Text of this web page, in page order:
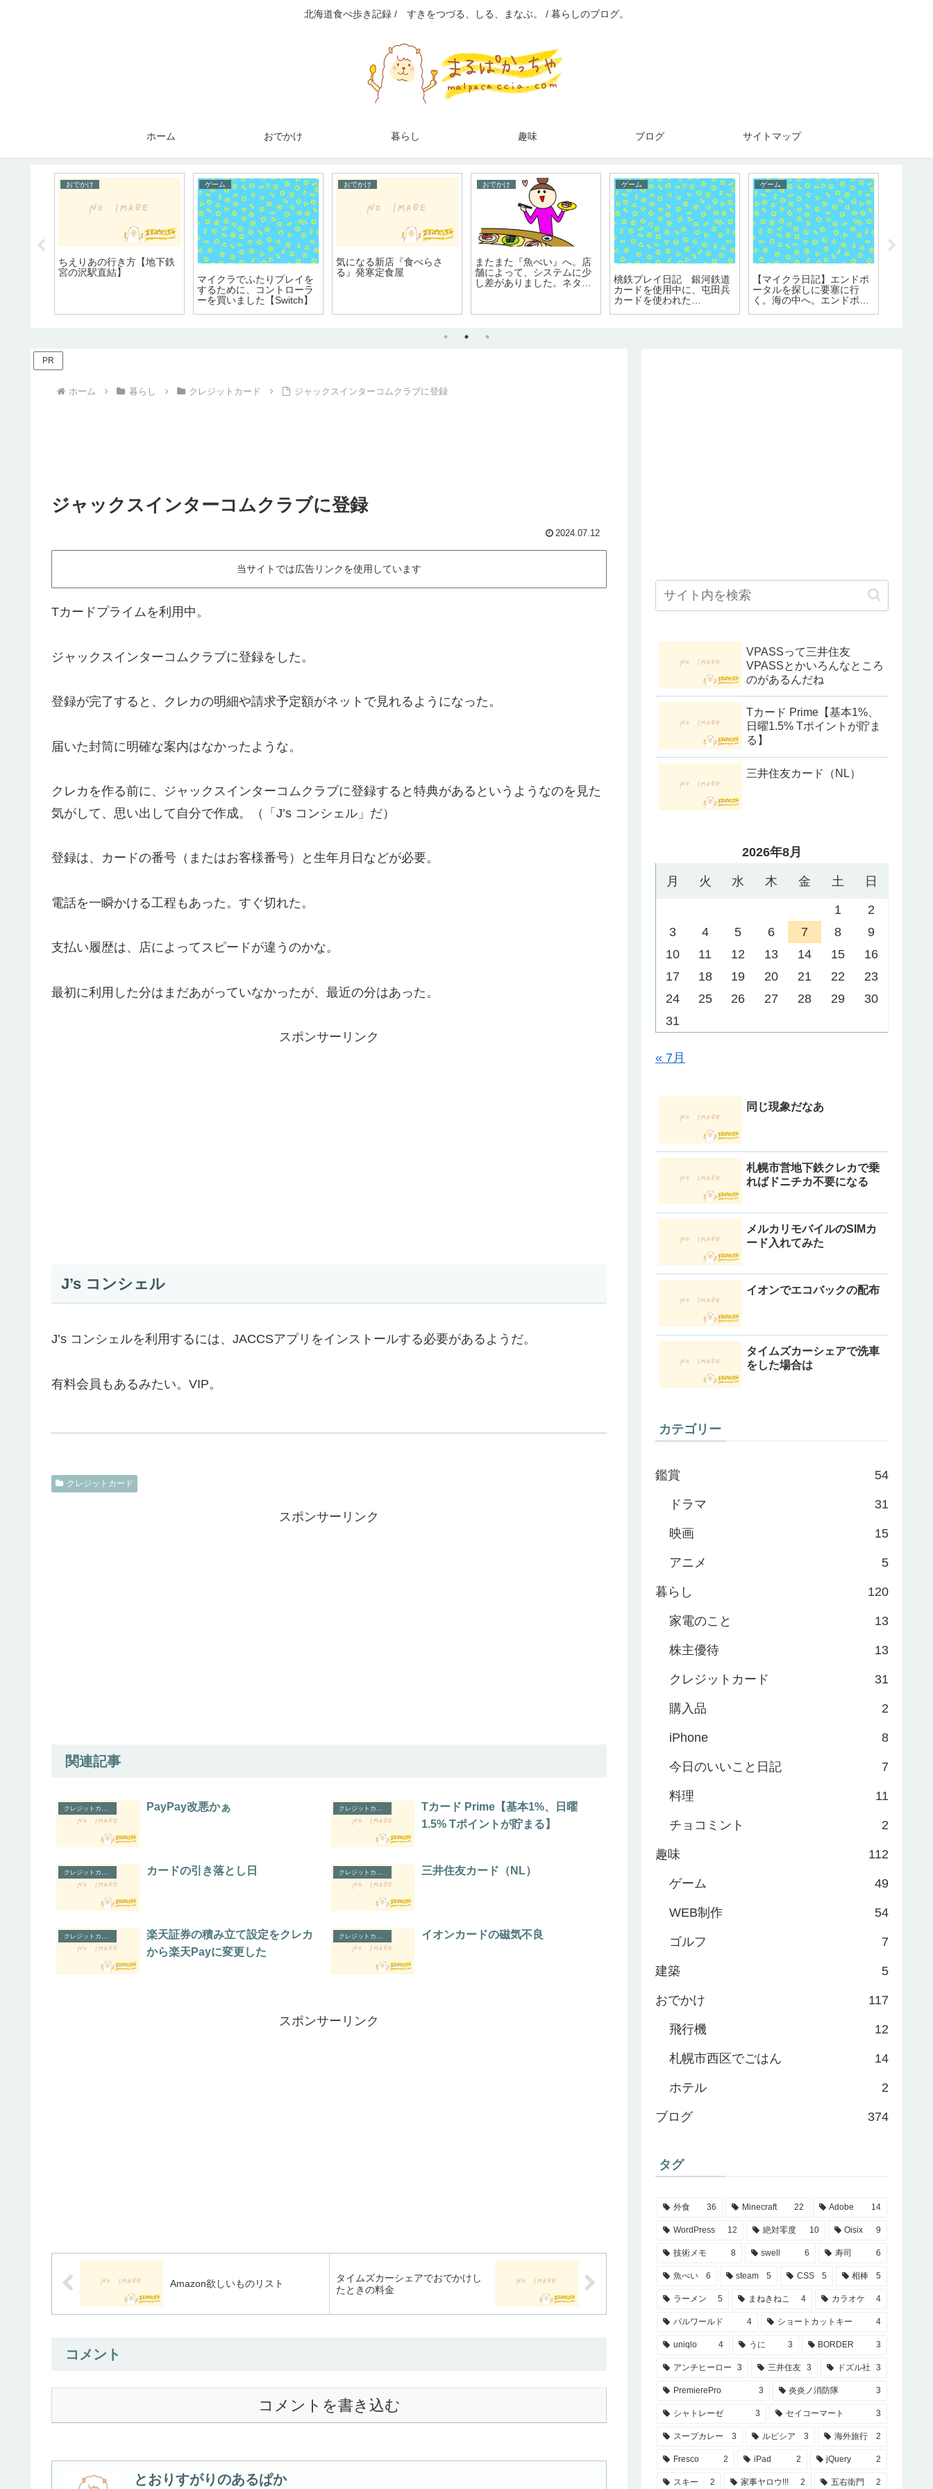
北海道食べ歩き記録 / すきをつづる、しる、まなぶ。 / 暮らしのブログ。
ホーム おでかけ 暮らし 趣味 ブログ サイトマップ
おでかけ
ちえりあの行き方【地下鉄
宮の沢駅直結】
ゲーム
マイクラでふたりプレイを
するために、コントローラ
ーを買いました【Switch】
おでかけ
気になる新店『食べらさ
る』発寒定食屋
おでかけ
またまた『魚べい』へ。店
舗によって、システムに少
し差がありました。ネタの
ゲーム
桃鉄プレイ日記 銀河鉄道
カードを使用中に、屯田兵
カードを使われた
ゲーム
【マイクラ日記】エンドポ
ータルを探しに要塞に行
く。海の中へ。エンドポー
PR
ホーム 暮らし クレジットカード ジャックスインターコムクラブに登録
ジャックスインターコムクラブに登録
2024.07.12
当サイトでは広告リンクを使用しています
Tカードプライムを利用中。
ジャックスインターコムクラブに登録をした。
登録が完了すると、クレカの明細や請求予定額がネットで見れるようになった。
届いた封筒に明確な案内はなかったような。
クレカを作る前に、ジャックスインターコムクラブに登録すると特典があるというようなのを見た
気がして、思い出して自分で作成。（「J’s コンシェル」だ）
登録は、カードの番号（またはお客様番号）と生年月日などが必要。
電話を一瞬かける工程もあった。すぐ切れた。
支払い履歴は、店によってスピードが違うのかな。
最初に利用した分はまだあがっていなかったが、最近の分はあった。
スポンサーリンク
J’s コンシェル
J’s コンシェルを利用するには、JACCSアプリをインストールする必要があるようだ。
有料会員もあるみたい。VIP。
クレジットカード
スポンサーリンク
関連記事
クレジットカード PayPay改悪かぁ クレジットカード
Tカード Prime【基本1%、日曜
1.5% Tポイントが貯まる】
クレジットカード カードの引き落とし日 クレジットカード 三井住友カード（NL）
楽天証券の積み立て設定をクレカ
から楽天Payに変更した
イオンカードの磁気不良
スポンサーリンク
Amazon欲しいものリスト
タイムズカーシェアでおでかけし
たときの料金
コメント
コメントを書き込む
とおりすがりのあるぱか
VPASSって三井住友
VPASSとかいろんなところ
のがあるんだね
Tカード Prime【基本1%、
日曜1.5% Tポイントが貯ま
る】
三井住友カード（NL）
2026年8月
月 火 水 木 金 土 日
1
2
3
4 5 6 7 8
9
10
11 12 13 14 15
16
17
18 19 20 21 22
23
24
25 26 27 28 29
30
31
« 7月
同じ現象だなあ
札幌市営地下鉄クレカで乗
ればドニチカ不要になる
メルカリモバイルのSIMカ
ード入れてみた
イオンでエコバックの配布
タイムズカーシェアで洗車
をした場合は
カテゴリー
鑑賞 54
ドラマ 31
映画 15
アニメ 5
暮らし 120
家電のこと 13
株主優待 13
クレジットカード 31
購入品 2
iPhone 8
今日のいいこと日記 7
料理 11
チョコミント 2
趣味 112
ゲーム 49
WEB制作 54
ゴルフ 7
建築 5
おでかけ 117
飛行機 12
札幌市西区でごはん 14
ホテル 2
ブログ 374
タグ
外食 36 Minecraft 22 Adobe 14
WordPress 12 絶対零度 10 Oisix 9
技術メモ 8 swell 6 寿司 6
魚べい 6 steam 5 CSS 5 相棒 5
ラーメン 5 まねきねこ 4 カラオケ 4
パルワールド 4 ショートカットキー 4
uniqlo 4 うに 3 BORDER 3
アンチヒーロー 3 三井住友 3 ドズル社 3
PremierePro 3 炎炎ノ消防隊 3
シャトレーゼ 3 セイコーマート 3
スープカレー 3 ルピシア 3 海外旅行 2
Fresco 2 iPad 2 jQuery 2
スキー 2 家事ヤロウ!!! 2 五右衛門 2